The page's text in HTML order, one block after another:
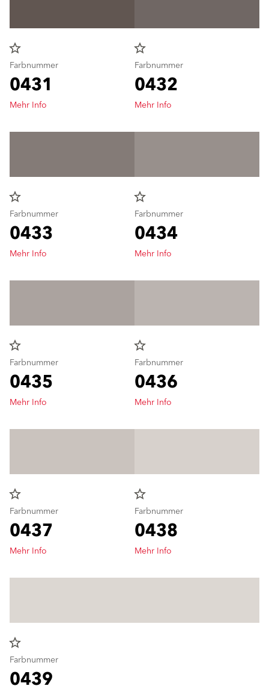
star_border
Farbnummer
0431
Mehr Info
star_border
Farbnummer
0432
Mehr Info
star_border
Farbnummer
0433
Mehr Info
star_border
Farbnummer
0434
Mehr Info
star_border
Farbnummer
0435
Mehr Info
star_border
Farbnummer
0436
Mehr Info
star_border
Farbnummer
0437
Mehr Info
star_border
Farbnummer
0438
Mehr Info
star_border
Farbnummer
0439